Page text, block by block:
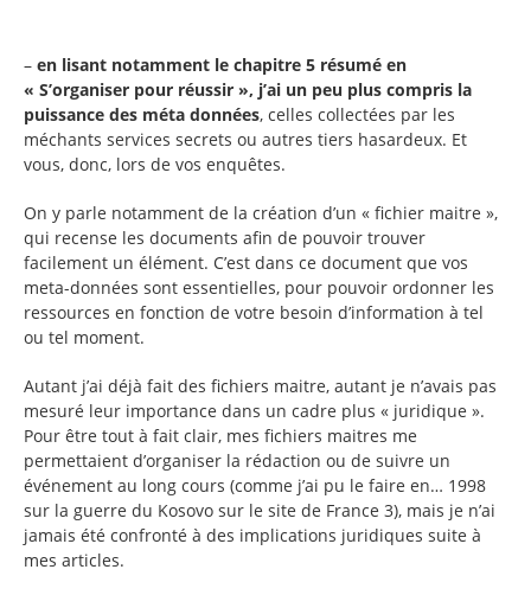
– en lisant notamment le chapitre 5 résumé en
« S’organiser pour réussir », j’ai un peu plus compris la
puissance des méta données, celles collectées par les
méchants services secrets ou autres tiers hasardeux. Et
vous, donc, lors de vos enquêtes.
On y parle notamment de la création d’un « fichier maitre »,
qui recense les documents afin de pouvoir trouver
facilement un élément. C’est dans ce document que vos
meta-données sont essentielles, pour pouvoir ordonner les
ressources en fonction de votre besoin d’information à tel
ou tel moment.
Autant j’ai déjà fait des fichiers maitre, autant je n’avais pas
mesuré leur importance dans un cadre plus « juridique ».
Pour être tout à fait clair, mes fichiers maitres me
permettaient d’organiser la rédaction ou de suivre un
événement au long cours (comme j’ai pu le faire en… 1998
sur la guerre du Kosovo sur le site de France 3), mais je n’ai
jamais été confronté à des implications juridiques suite à
mes articles.